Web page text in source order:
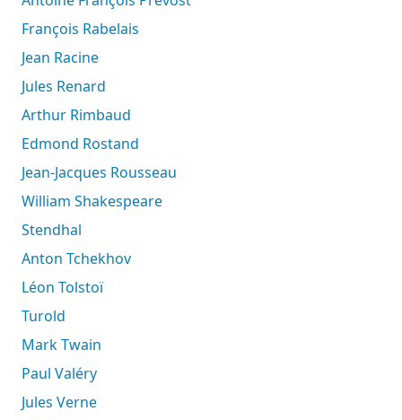
François Rabelais
Jean Racine
Jules Renard
Arthur Rimbaud
Edmond Rostand
Jean-Jacques Rousseau
William Shakespeare
Stendhal
Anton Tchekhov
Léon Tolstoï
Turold
Mark Twain
Paul Valéry
Jules Verne